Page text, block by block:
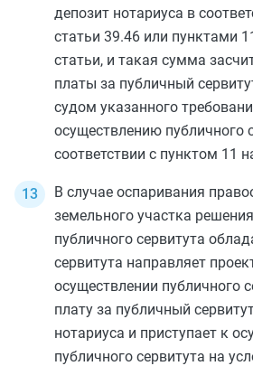
депозит нотариуса в
статьи 39.46 или пунктами
статьи, и такая сумма
платы за публичный
судом указанного
осуществлению публичного
соответствии с пунктом 11
В случае оспаривания
земельного участка
публичного сервитута
сервитута направляет
осуществлении публичного
плату за публичный
нотариуса и приступает к
публичного сервитута на